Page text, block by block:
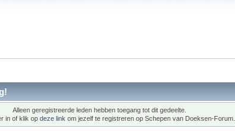
Alleen geregistreerde leden hebben toegang tot dit gedeelte.
in of klik op deze link om jezelf te registreren op Schepen van Doeksen-Forum.